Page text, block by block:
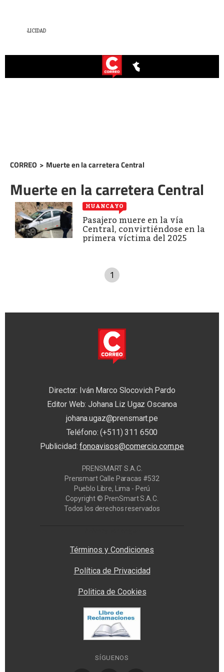
CORREO > Muerte en la carretera Central
Muerte en la carretera Central
HUANCAYO
Pasajero muere en la vía
Central, convirtiéndose en la
primera víctima del 2025
1
Director: Iván Marco Slocovich Pardo
Editor Web: Johana Liz Ugaz Oscanoa
johana.ugaz@prensmart.pe
Teléfono: (+511) 311 6500
Publicidad:fonoavisos@comercio.com.pe
PRENSMART S.A.C.
Prensmart Calle Paracas #532
Pueblo Libre, Lima - Perú
Copyright © PrenSmart S.A.C.
Todos los derechos reservados
Términos y Condiciones
Política de Privacidad
Politica de Cookies
SÍGUENOS